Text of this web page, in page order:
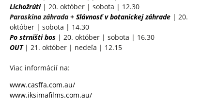
Lichožrúti | 20. október | sobota | 12.30
Paraskina záhrada + Slávnosť v botanickej záhrade | 20.
október | sobota | 14.30
Po strništi bos | 20. október | sobota | 16.30
OUT | 21. október | nedeľa | 12.15
Viac informácií na:
www.casffa.com.au/
www.iksimafilms.com.au/